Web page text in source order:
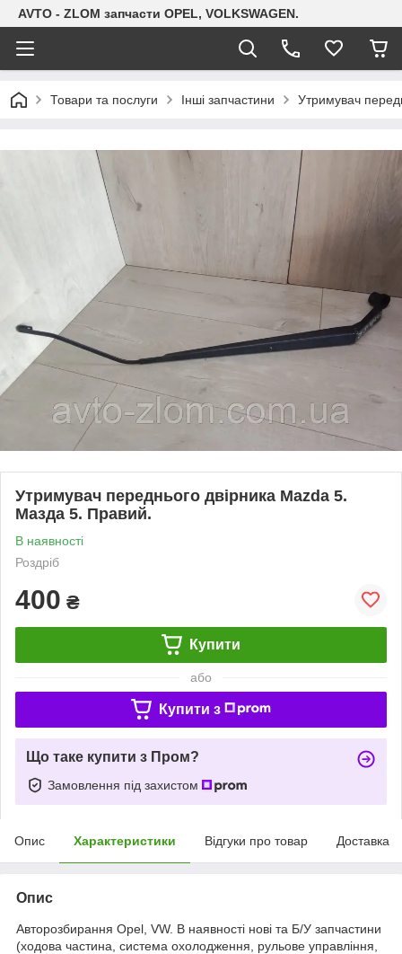
AVTO - ZLOM запчасти OPEL, VOLKSWAGEN.
Товари та послуги Інші запчастини Утримувач
Утримувач переднього двірника Mazda 5.
Мазда 5. Правий.
В наявності
Роздріб
400 ₴
Купити
або
Купити з
Що таке купити з Пром?
Замовлення під захистом
Опис Характеристики Відгуки про товар Доставка
Опис
Авторозбирання Opel, VW. В наявності нові та Б/У запчастини
(ходова частина, система охолодження, рульове управління,